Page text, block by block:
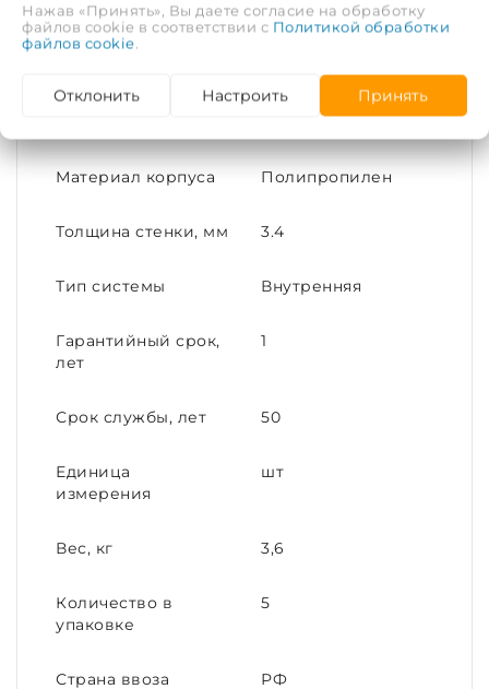
Длина, м 2
температура
Материал корпуса Полипропилен
Толщина стенки, мм 3.4
Тип системы Внутренняя
Гарантийный срок,
лет
1
Срок службы, лет 50
Единица
измерения
шт
Вес, кг 3,6
Количество в
упаковке
5
Страна ввоза РФ
Нажав «Принять», Вы даете согласие на обработку
файлов cookie в соответствии с Политикой обработки
файлов cookie
Отклонить Настроить Принять